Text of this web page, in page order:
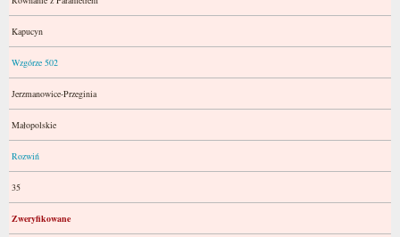
Kapucyn
Wzgórze 502
Jerzmanowice-Przeginia
Małopolskie
Rozwiń
35
Zweryfikowane